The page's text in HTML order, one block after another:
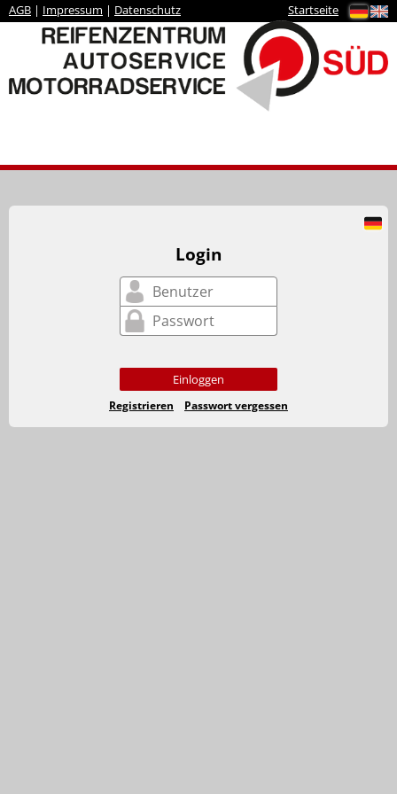
AGB | Impressum | Datenschutz Startseite
Login
Einloggen
Registrieren Passwort vergessen